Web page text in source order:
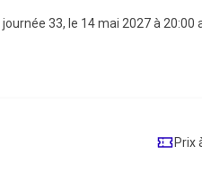
journée 33, le 14 mai 2027 à
Prix